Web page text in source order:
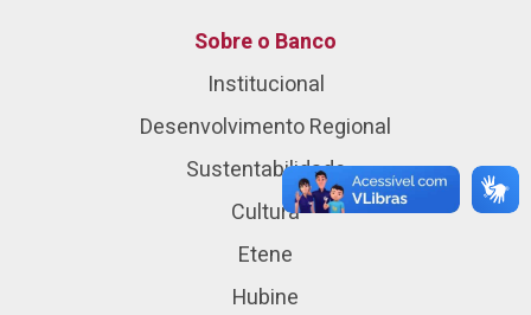
Sobre o Banco
Institucional
Desenvolvimento Regional
Sustentabilidade
Cultura
Etene
Hubine